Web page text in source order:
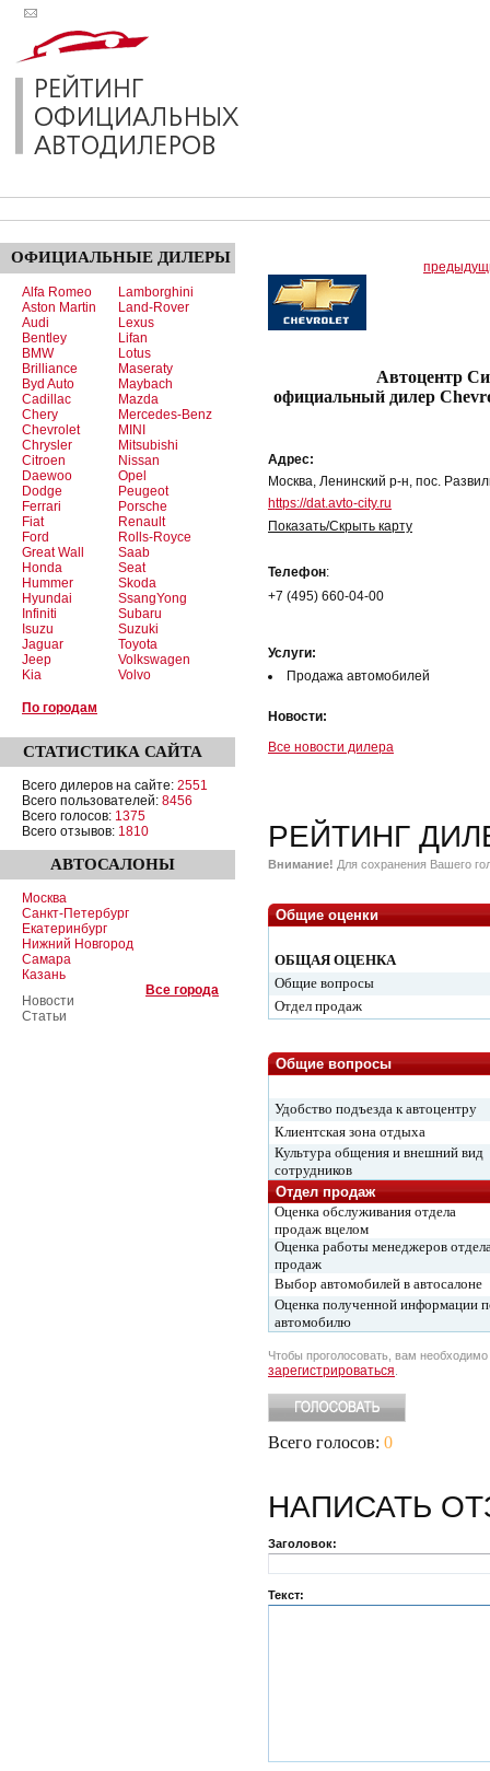
ОФИЦИАЛЬНЫЕ ДИЛЕРЫ
Alfa Romeo
Aston Martin
Audi
Bentley
BMW
Brilliance
Byd Auto
Cadillac
Chery
Chevrolet
Chrysler
Citroen
Daewoo
Dodge
Ferrari
Fiat
Ford
Great Wall
Honda
Hummer
Hyundai
Infiniti
Isuzu
Jaguar
Jeep
Kia
Lamborghini
Land-Rover
Lexus
Lifan
Lotus
Maseraty
Maybach
Mazda
Mercedes-Benz
MINI
Mitsubishi
Nissan
Opel
Peugeot
Porsche
Renault
Rolls-Royce
Saab
Seat
Skoda
SsangYong
Subaru
Suzuki
Toyota
Volkswagen
Volvo
По городам
СТАТИСТИКА САЙТА
Всего дилеров на сайте: 2551
Всего пользователей: 8456
Всего голосов: 1375
Всего отзывов: 1810
АВТОСАЛОНЫ
Москва
Санкт-Петербург
Екатеринбург
Нижний Новгород
Самара
Казань
Все города
Новости
Статьи
Автоцентр Сити
официальный дилер
Адрес:
Москва, Ленинский р-н, пос.
https://dat.avto-city.ru
Показать/Скрыть карту
Телефон:
+7 (495) 660-04-00
Услуги:
Продажа автомобилей
Новости:
Все новости дилера
РЕЙТИНГ
Внимание! Для сохранения Вашего
Общие оценки
ОБЩАЯ ОЦЕНКА
Общие вопросы
Отдел продаж
Общие вопросы
Удобство подъезда к автоцентру
Клиентская зона отдыха
Культура общения и внешний вид
сотрудников
Отдел продаж
Оценка обслуживания отдела
продаж вцелом
Оценка работы менеджеров
продаж
Выбор автомобилей в автосалоне
Оценка полученной информации
автомобилю
Чтобы проголосовать, вам необходимо
зарегистрироваться
Всего голосов: 0
НАПИСАТЬ
Заголовок:
Текст: